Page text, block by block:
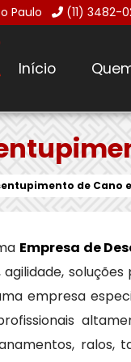
Paulo (11) 3482-
Início
de Cano
Empresa de
empresa
ralos,